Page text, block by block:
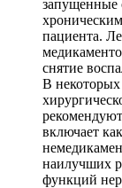
запущенные
пациента.
снятие
В некоторых
включает
наилучших
функций